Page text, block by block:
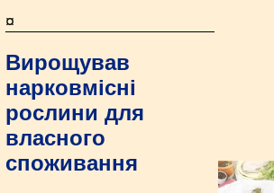
¤
Вирощував
нарковмісні
рослини для
власного
споживання